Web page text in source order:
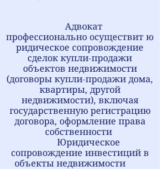
Адвокат
профессионально осуществит ю
ридическое сопровождение
сделок купли-продажи
объектов недвижимости
(договоры купли-продажи дома,
квартиры, другой
недвижимости), включая
государственную регистрацию
договора, оформление права
собственности
Юридическое
сопровождение инвестиций в
объекты недвижимости